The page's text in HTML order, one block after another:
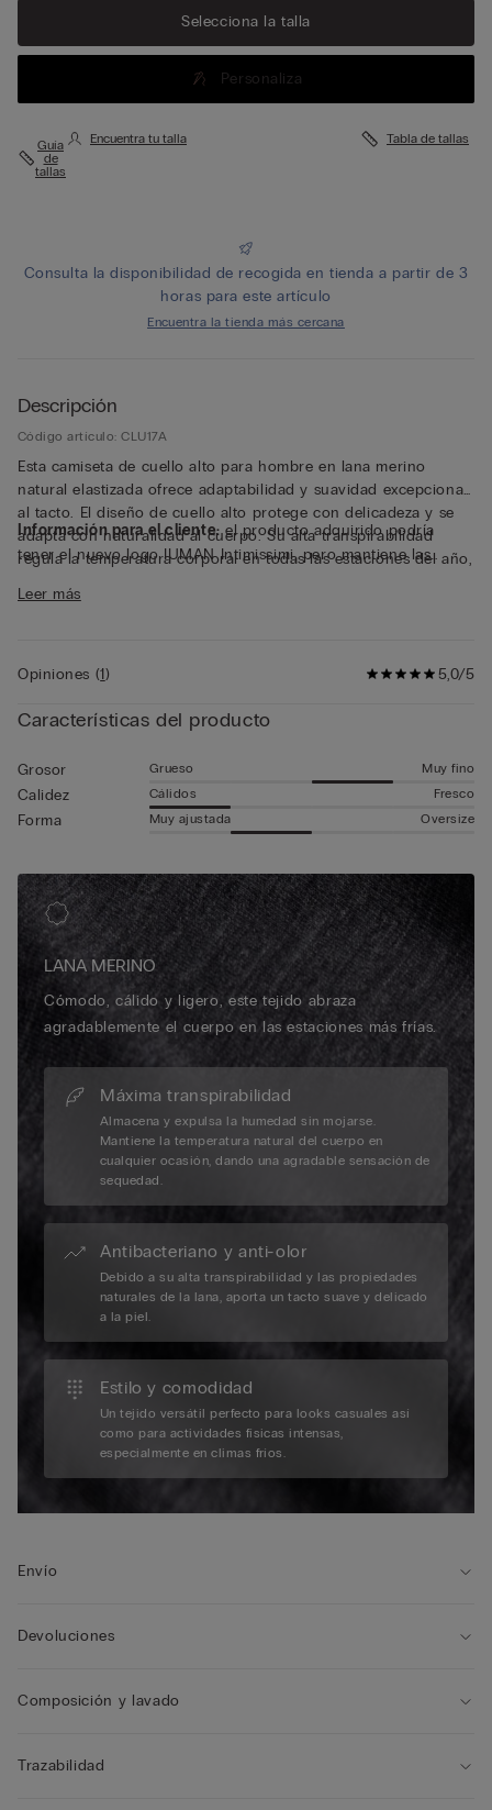
Selecciona la talla
Personaliza
Guía
de
tallas
Encuentra tu talla Tabla de tallas
Consulta la disponibilidad de recogida en tienda a partir de 3
horas para este artículo
Encuentra la tienda más cercana
Descripción
Código artículo: CLU17A
Esta camiseta de cuello alto para hombre en lana merino
natural elastizada ofrece adaptabilidad y suavidad excepcional
al tacto. El diseño de cuello alto protege con delicadeza y se
adapta con naturalidad al cuerpo. Su alta transpirabilidad
regula la temperatura corporal en todas las estaciones del año,
superwash permite lavados sencillos a 30 grados. La camiseta
base o pieza independiente. Artículo vendido en exclusiva
Información para el cliente:el producto adquirido podría
tener el nuevo logo IUMAN Intimissimi, pero mantiene las
se muestra en esta página.
Leer más
5,0/5
Opiniones (1)
Características del producto
Grosor Grueso Muy fino
Calidez Cálidos Fresco
Forma Muy ajustada Oversize
LANA MERINO
Cómodo, cálido y ligero, este tejido abraza
agradablemente el cuerpo en las estaciones más frías.
Máxima transpirabilidad
Almacena y expulsa la humedad sin mojarse.
Mantiene la temperatura natural del cuerpo en
cualquier ocasión, dando una agradable sensación de
sequedad.
Antibacteriano y anti-olor
Debido a su alta transpirabilidad y las propiedades
naturales de la lana, aporta un tacto suave y delicado
a la piel.
Estilo y comodidad
Un tejido versátil perfecto para looks casuales así
como para actividades físicas intensas,
especialmente en climas fríos.
Envío
Devoluciones
Composición y lavado
Trazabilidad